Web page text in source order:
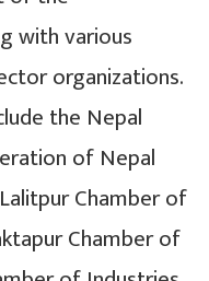
with various
organizations.
the Nepal
of Nepal
Chamber of
Chamber of